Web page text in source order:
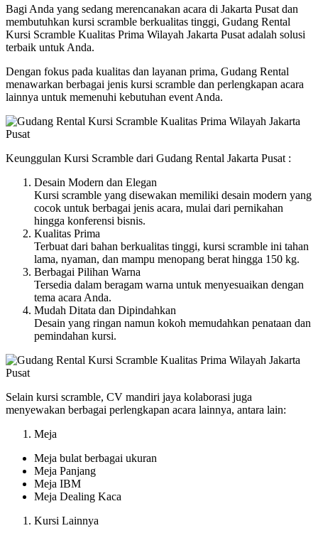
Bagi Anda yang sedang merencanakan acara di Jakarta Pusat dan
membutuhkan kursi scramble berkualitas tinggi, Gudang Rental
Kursi Scramble Kualitas Prima Wilayah Jakarta Pusat adalah solusi
terbaik untuk Anda.
Dengan fokus pada kualitas dan layanan prima, Gudang Rental
menawarkan berbagai jenis kursi scramble dan perlengkapan acara
lainnya untuk memenuhi kebutuhan event Anda.
Keunggulan Kursi Scramble dari Gudang Rental Jakarta Pusat :
Desain Modern dan Elegan
Kursi scramble yang disewakan memiliki desain modern yang
cocok untuk berbagai jenis acara, mulai dari pernikahan
hingga konferensi bisnis.
Kualitas Prima
Terbuat dari bahan berkualitas tinggi, kursi scramble ini tahan
lama, nyaman, dan mampu menopang berat hingga 150 kg.
Berbagai Pilihan Warna
Tersedia dalam beragam warna untuk menyesuaikan dengan
tema acara Anda.
Mudah Ditata dan Dipindahkan
Desain yang ringan namun kokoh memudahkan penataan dan
pemindahan kursi.
Selain kursi scramble, CV mandiri jaya kolaborasi juga
menyewakan berbagai perlengkapan acara lainnya, antara lain:
Meja
Meja bulat berbagai ukuran
Meja Panjang
Meja IBM
Meja Dealing Kaca
Kursi Lainnya